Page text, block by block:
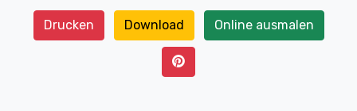
Drucken Download Online ausmalen